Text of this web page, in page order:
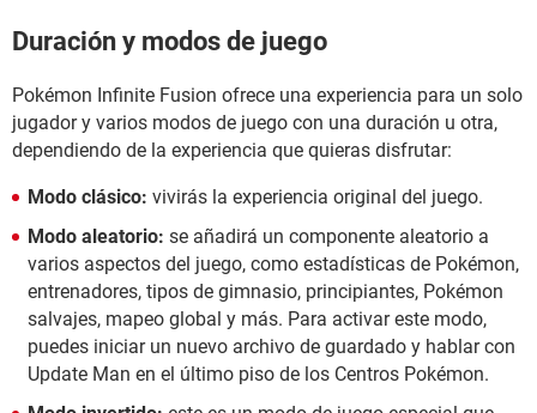
Duración y modos de juego
Pokémon Infinite Fusion ofrece una experiencia para un solo
jugador y varios modos de juego con una duración u otra,
dependiendo de la experiencia que quieras disfrutar:
Modo clásico: vivirás la experiencia original del juego.
Modo aleatorio: se añadirá un componente aleatorio a
varios aspectos del juego, como estadísticas de Pokémon,
entrenadores, tipos de gimnasio, principiantes, Pokémon
salvajes, mapeo global y más. Para activar este modo,
puedes iniciar un nuevo archivo de guardado y hablar con
Update Man en el último piso de los Centros Pokémon.